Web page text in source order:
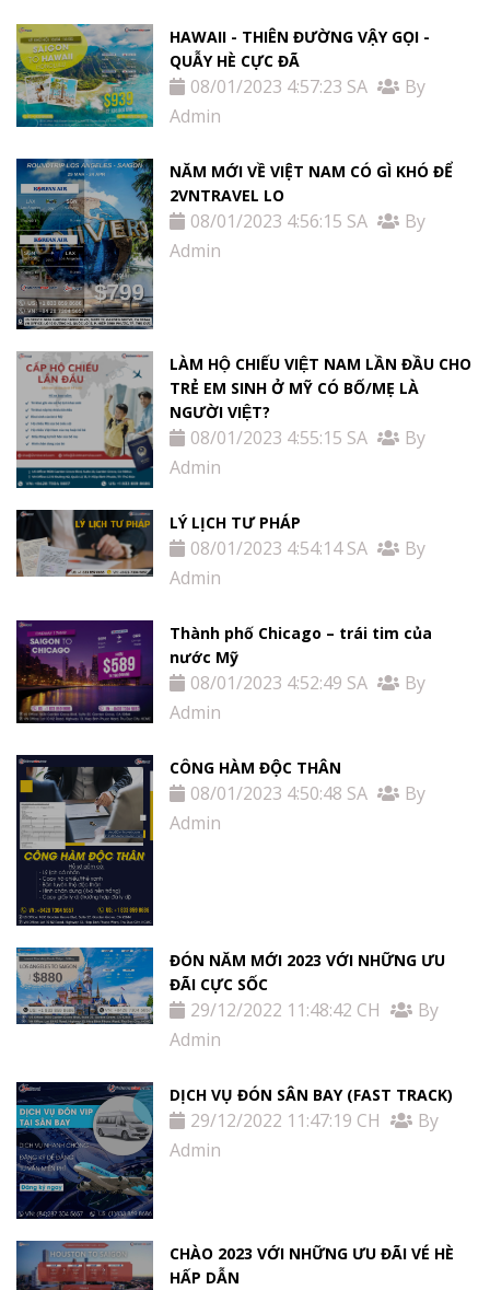
HAWAII - THIÊN ĐƯỜNG VẬY GỌI -
QUẪY HÈ CỰC ĐÃ
08/01/2023 4:57:23 SA
By
Admin
NĂM MỚI VỀ VIỆT NAM CÓ GÌ KHÓ ĐỂ
2VNTRAVEL LO
08/01/2023 4:56:15 SA
By
Admin
LÀM HỘ CHIẾU VIỆT NAM LẦN ĐẦU CHO
TRẺ EM SINH Ở MỸ CÓ BỐ/MẸ LÀ
NGƯỜI VIỆT?
08/01/2023 4:55:15 SA
By
Admin
LÝ LỊCH TƯ PHÁP
08/01/2023 4:54:14 SA
By
Admin
Thành phố Chicago – trái tim của
nước Mỹ
08/01/2023 4:52:49 SA
By
Admin
CÔNG HÀM ĐỘC THÂN
08/01/2023 4:50:48 SA
By
Admin
ĐÓN NĂM MỚI 2023 VỚI NHỮNG ƯU
ĐÃI CỰC SỐC
29/12/2022 11:48:42 CH
By
Admin
DỊCH VỤ ĐÓN SÂN BAY (FAST TRACK)
29/12/2022 11:47:19 CH
By
Admin
CHÀO 2023 VỚI NHỮNG ƯU ĐÃI VÉ HÈ
HẤP DẪN